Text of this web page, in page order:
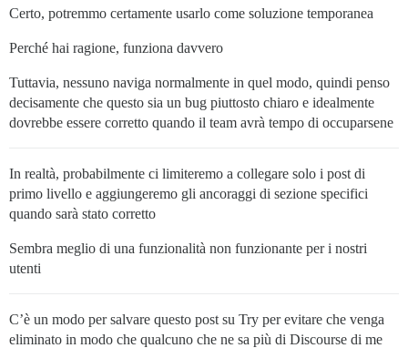
Certo, potremmo certamente usarlo come soluzione temporanea
Perché hai ragione, funziona davvero
Tuttavia, nessuno naviga normalmente in quel modo, quindi penso
decisamente che questo sia un bug piuttosto chiaro e idealmente
dovrebbe essere corretto quando il team avrà tempo di occuparsene
In realtà, probabilmente ci limiteremo a collegare solo i post di
primo livello e aggiungeremo gli ancoraggi di sezione specifici
quando sarà stato corretto
Sembra meglio di una funzionalità non funzionante per i nostri
utenti
C’è un modo per salvare questo post su Try per evitare che venga
eliminato in modo che qualcuno che ne sa più di Discourse di me